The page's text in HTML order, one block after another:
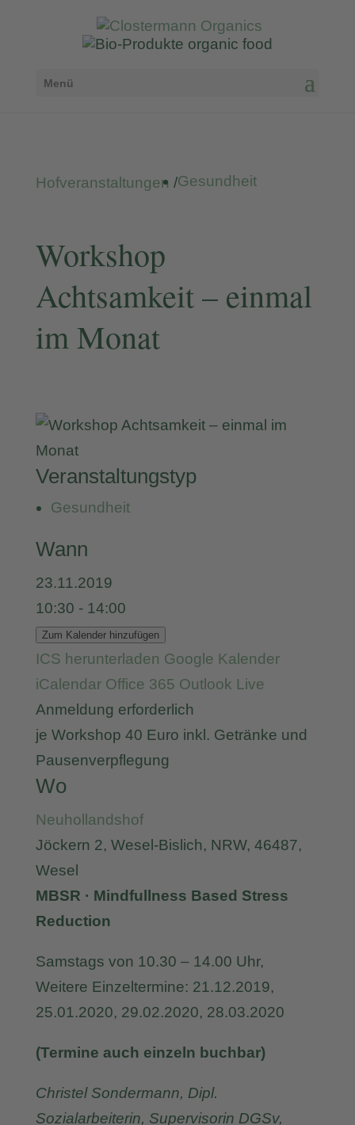
Menü
Hofveranstaltungen /Gesundheit
Workshop
Achtsamkeit – einmal
im Monat
Veranstaltungstyp
Gesundheit
Wann
23.11.2019
10:30 - 14:00
Zum Kalender hinzufügen
ICS herunterladen Google Kalender
iCalendar Office 365 Outlook Live
Anmeldung erforderlich
je Workshop 40 Euro inkl. Getränke und
Pausenverpflegung
Wo
Neuhollandshof
Jöckern 2, Wesel-Bislich, NRW, 46487,
Wesel
MBSR · Mindfullness Based Stress
Reduction
Samstags von 10.30 – 14.00 Uhr,
Weitere Einzeltermine: 21.12.2019,
25.01.2020, 29.02.2020, 28.03.2020
(Termine auch einzeln buchbar)
Christel Sondermann, Dipl.
Sozialarbeiterin, Supervisorin DGSv,